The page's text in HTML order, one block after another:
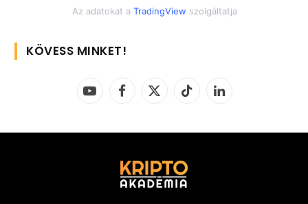
Az adatokat a TradingView szolgáltatja
KÖVESS MINKET!
YouTubeFacebook
X
TikTok LinkedIn